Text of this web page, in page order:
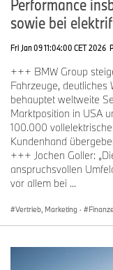
Asien-Pazifik,
Die in dieser Meldung
vorläufige Werte dar
Group Berichts 2026
Aufbereitung der
Bericht 2025 auf S.
Die BMW Group
Die BMW Group ist
und BMW Motorrad
umfasst über 30
Performance
sowie bei
Fri Jan 09 11:04:00 CET 2026
+++ BMW Group
Fahrzeuge,
behauptet weltweite
Marktposition in USA
100.000
Kundenhand
+++ Jochen Goller:
anspruchsvollen
vor allem bei ...
Vertrieb, Marketing ·